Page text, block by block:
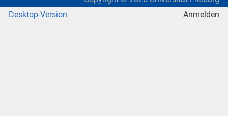
Desktop-Version
Anmelden